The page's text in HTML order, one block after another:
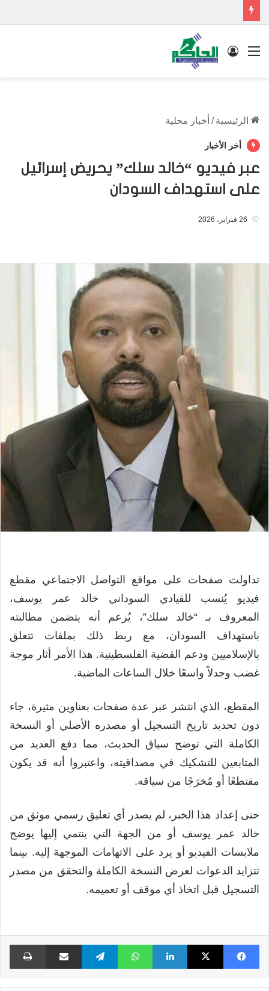
القائمة تسجيل الدخول
الرئيسية / أخبار محلية
أخر الأخبار
عبر فيديو “خالد سلك” يحريض إسرائيل
على استهداف السودان
26 فبراير، 2026
تداولت صفحات على مواقع التواصل الاجتماعي مقطع
فيديو يُنسب للقيادي السوداني خالد عمر يوسف،
المعروف بـ “خالد سلك”، يُزعم أنه يتضمن مطالبته
باستهداف السودان، مع ربط ذلك بملفات تتعلق
بالإسلاميين ودعم القضية الفلسطينية. هذا الأمر أثار موجة
غضب وجدلاً واسعًا خلال الساعات الماضية.
المقطع، الذي انتشر عبر عدة صفحات بعناوين مثيرة، جاء
دون تحديد تاريخ التسجيل أو مصدره الأصلي أو النسخة
الكاملة التي توضح سياق الحديث، مما دفع العديد من
المتابعين للتشكيك في مصداقيته، واعتبروا أنه قد يكون
مقتطعًا أو مُخرَجًا من سياقه.
حتى إعداد هذا الخبر، لم يصدر أي تعليق رسمي موثق من
خالد عمر يوسف أو من الجهة التي ينتمي إليها يوضح
ملابسات الفيديو أو يرد على الاتهامات الموجهة إليه. بينما
تتزايد الدعوات لعرض النسخة الكاملة والتحقق من مصدر
التسجيل قبل اتخاذ أي موقف أو تعميمه.
فيسبوك X لينكدإن واتساب تيلقرام مشاركة عبر البريد